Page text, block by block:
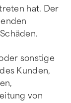
hat. Der
sonstige
Kunden,
von